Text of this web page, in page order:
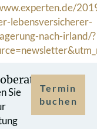
lebensversicherer-
nach-irland/?
Sie
Termin
buchen